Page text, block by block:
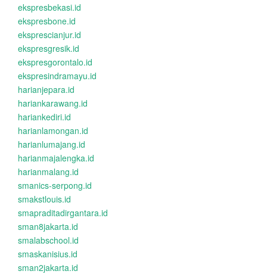
ekspresbekasi.id
ekspresbone.id
eksprescianjur.id
ekspresgresik.id
ekspresgorontalo.id
ekspresindramayu.id
harianjepara.id
hariankarawang.id
hariankediri.id
harianlamongan.id
harianlumajang.id
harianmajalengka.id
harianmalang.id
smanics-serpong.id
smakstlouis.id
smapraditadirgantara.id
sman8jakarta.id
smalabschool.id
smaskanisius.id
sman2jakarta.id